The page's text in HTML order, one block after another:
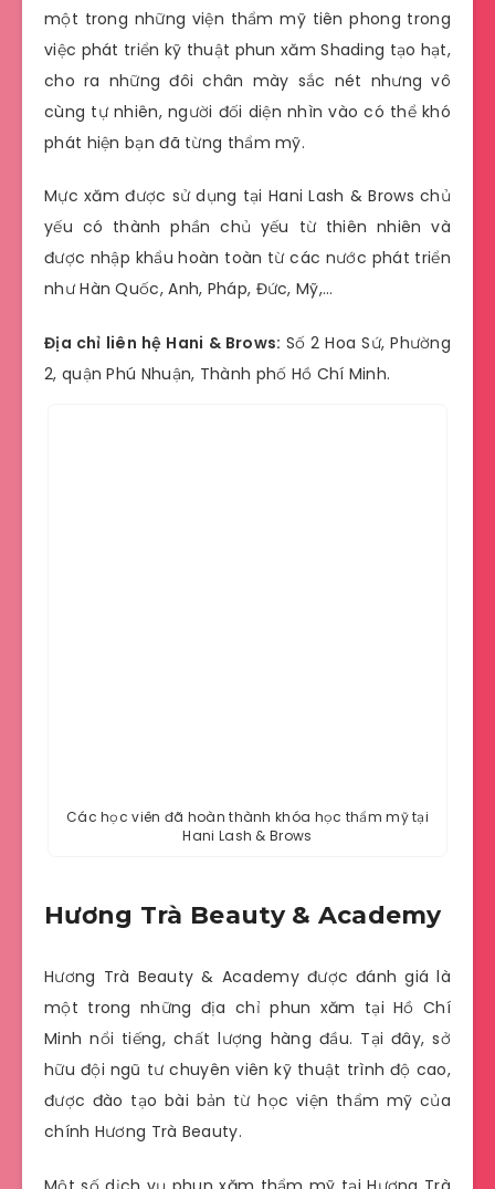
một trong những viện thẩm mỹ tiên phong trong
việc phát triển kỹ thuật phun xăm Shading tạo hạt,
cho ra những đôi chân mày sắc nét nhưng vô
cùng tự nhiên, người đối diện nhìn vào có thể khó
phát hiện bạn đã từng thẩm mỹ.
Mực xăm được sử dụng tại Hani Lash & Brows chủ
yếu có thành phần chủ yếu từ thiên nhiên và
được nhập khẩu hoàn toàn từ các nước phát triển
như Hàn Quốc, Anh, Pháp, Đức, Mỹ,…
Địa chỉ liên hệ Hani & Brows: Số 2 Hoa Sứ, Phường
2, quận Phú Nhuận, Thành phố Hồ Chí Minh.
Các học viên đã hoàn thành khóa học thẩm mỹ tại
Hani Lash & Brows
Hương Trà Beauty & Academy
Hương Trà Beauty & Academy được đánh giá là
một trong những địa chỉ phun xăm tại Hồ Chí
Minh nổi tiếng, chất lượng hàng đầu. Tại đây, sở
hữu đội ngũ tư chuyên viên kỹ thuật trình độ cao,
được đào tạo bài bản từ học viện thẩm mỹ của
chính Hương Trà Beauty.